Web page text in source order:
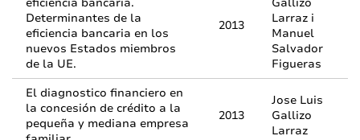
Determinantes de la
eficiencia bancaria en los
nuevos Estados miembros
de la UE.
2013
Larraz i
Manuel
Salvador
Figueras
El diagnostico financiero en
la concesión de crédito a la
pequeña y mediana empresa
2013
Jose Luis
Gallizo
Larraz